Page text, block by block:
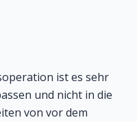
ist es sehr
und nicht in die
von vor dem